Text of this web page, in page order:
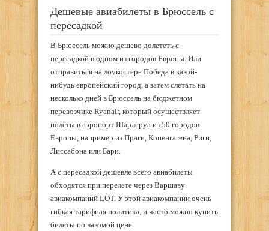
Дешевые авиабилеты в Брюссель с
пересадкой
В Брюссель можно дешево долететь с
пересадкой в одном из городов Европы. Или
отправиться на лоукостере Победа в какой-
нибудь европейский город, а затем слетать на
несколько дней в Брюссель на бюджетном
перевозчике Ryanair, который осуществляет
полёты в аэропорт Шарлеруа из 50 городов
Европы, например из Праги, Копенгагена, Риги,
Лиссабона или Бари.
А с пересадкой дешевле всего авиабилеты
обходятся при перелете через Варшаву
авиакомпаний LOT. У этой авиакомпании очень
гибкая тарифная политика, и часто можно купить
билеты по лакомой цене.